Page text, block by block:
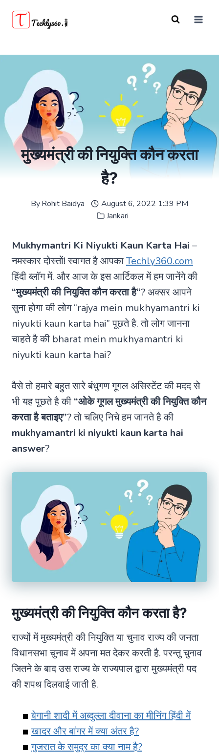
मुख्यमंत्री की नियुक्ति कौन करता
है?
ByRohit Baidya
August 6, 2022 1:39 PM
Jankari
Mukhymantri Ki Niyukti Kaun Karta Hai –
नमस्कार दोस्तों! स्वागत है आपकाTechly360.com
हिंदी ब्लॉग में. और आज के इस आर्टिकल में हम जानेंगे की
“मुख्यमंत्री की नियुक्ति कौन करता है“? अक्सर आपने
सुना होगा की लोग “rajya mein mukhyamantri ki
niyukti kaun karta hai” पूछते है. तो लोग जानना
चाहते है की bharat mein mukhyamantri ki
niyukti kaun karta hai?
वैसे तो हमारे बहुत सारे बंधुगण गूगल असिस्टेंट की मदद से
भी यह पूछते है की “ओके गूगल मुख्यमंत्री की नियुक्ति कौन
करता है बताइए”? तो चलिए निचे हम जानते है की
mukhyamantri ki niyukti kaun karta hai
answer?
मुख्यमंत्री की नियुक्ति कौन करता है?
राज्यों में मुख्यमंत्री की नियुक्ति या चुनाव राज्य की जनता
विधानसभा चुनाव में अपना मत देकर करती है. परन्तु चुनाव
जितने के बाद उस राज्य के राज्यपाल द्वारा मुख्यमंत्री पद
की शपथ दिलवाई जाती है.
बेगानी शादी में अब्दुल्ला दीवाना का मीनिंग हिंदी में
खादर और बांगर में क्या अंतर है?
गुजरात के समुद्र का क्या नाम है?